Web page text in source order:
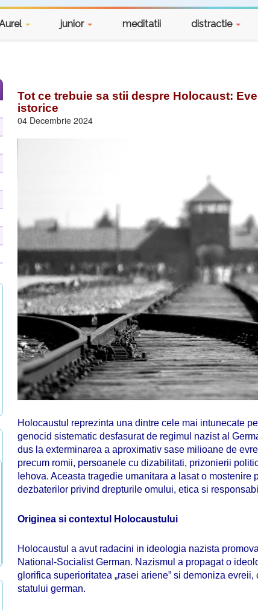
junior meditatii distractie
Tot ce trebuie sa stii despre Holocaust:
istorice
04 Decembrie 2024
Holocaustul reprezinta una dintre cele mai intunecate
genocid sistematic desfasurat de regimul nazist al
dus la exterminarea a aproximativ sase milioane de
precum romii, persoanele cu dizabilitati, prizonierii
Iehova. Aceasta tragedie umanitara a lasat o mostenire
dezbaterilor privind drepturile omului, etica si
Originea si contextul Holocaustului
Holocaustul a avut radacini in ideologia nazista
National-Socialist German. Nazismul a propagat o
glorifica superioritatea „rasei ariene” si demoniza evreii,
statului german.